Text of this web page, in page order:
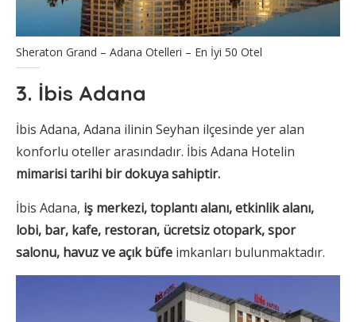
Sheraton Grand – Adana Otelleri – En İyi 50 Otel
3. İbis Adana
İbis Adana, Adana ilinin Seyhan ilçesinde yer alan
konforlu oteller arasındadır. İbis Adana Hotelin
mimarisi tarihi bir dokuya sahiptir.
İbis Adana, iş merkezi, toplantı alanı, etkinlik alanı,
lobi, bar, kafe, restoran, ücretsiz otopark, spor
salonu, havuz ve açık büfe imkanları bulunmaktadır.